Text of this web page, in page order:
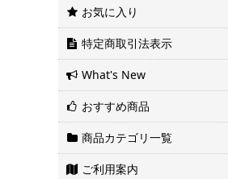
お気に入り
特定商取引法表示
What's New
おすすめ商品
商品カテゴリ一覧
ご利用案内